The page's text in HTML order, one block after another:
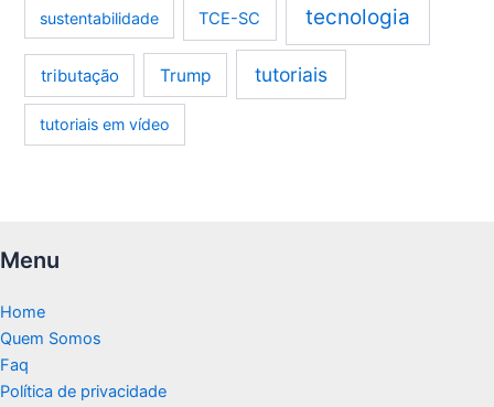
sustentabilidade TCE-SC tecnologia
tributação Trump tutoriais
tutoriais em vídeo
Menu
Home
Quem Somos
Faq
Política de privacidade